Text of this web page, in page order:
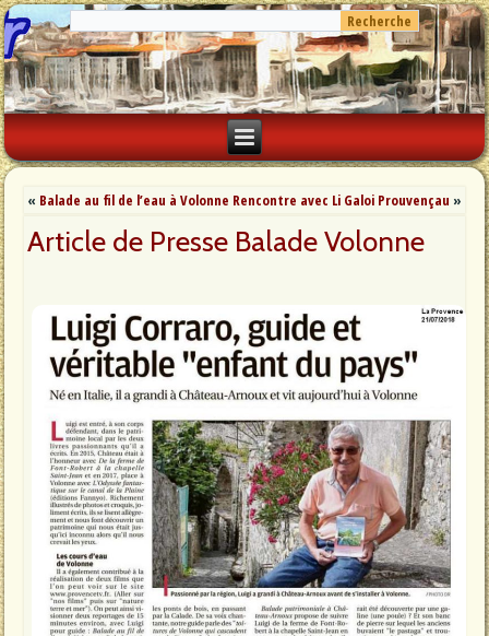
« Balade au fil de l’eau à Volonne Rencontre avec Li Galoi Prouvençau »
Article de Presse Balade Volonne